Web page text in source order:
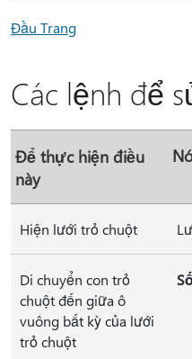
Đầu Trang
Các lệnh để
Để thực hiện điều
này
Hiện lưới trỏ chuột
Di chuyển con trỏ
chuột đến giữa ô
vuông bất kỳ của lưới
trỏ chuột